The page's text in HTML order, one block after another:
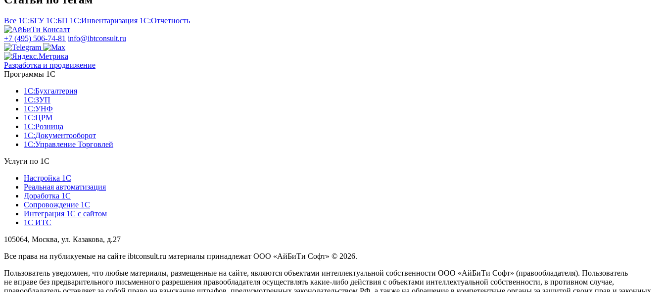
Все 1С:БГУ 1С:БП 1С:Инвентаризация 1С:Отчетность
+7 (495) 506-74-81 info@ibtconsult.ru
Разработка и продвижение
Программы 1С
1С:Бухгалтерия
1С:ЗУП
1С:УНФ
1С:ЦРМ
1С:Розница
1С:Документооборот
1С:Управление Торговлей
Услуги по 1С
Настройка 1С
Реальная автоматизация
Доработка 1С
Сопровождение 1С
Интеграция 1С с сайтом
1С ИТС
105064, Москва, ул. Казакова, д.27
Все права на публикуемые на сайте ibtconsult.ru материалы принадлежат ООО «АйБиТи Софт» © 2026.
Пользователь уведомлен, что любые материалы, размещенные на сайте, являются объектами интеллектуальной собственности ООО «АйБиТи Софт» (правообладателя). Пользователь
не вправе без предварительного письменного разрешения правообладателя осуществлять какие-либо действия с объектами интеллектуальной собственности, в противном случае,